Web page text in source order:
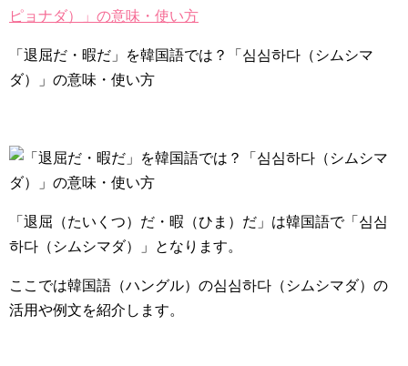
ピョナダ）」の意味・使い方
「退屈だ・暇だ」を韓国語では？「심심하다（シムシマ
ダ）」の意味・使い方
「退屈（たいくつ）だ・暇（ひま）だ」は韓国語で「심심
하다（シムシマダ）」
となります。
ここでは韓国語（ハングル）の심심하다（シムシマダ）の
活用や例文を紹介します。